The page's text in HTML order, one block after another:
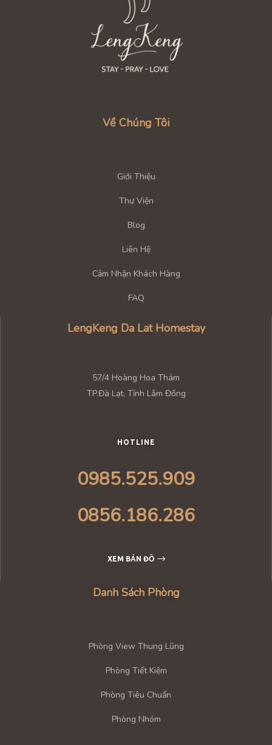
Về Chúng Tôi
Giới Thiệu
Thư Viện
Blog
Liên Hệ
Cảm Nhận Khách Hàng
FAQ
LengKeng Da Lat Homestay
57/4 Hoàng Hoa Thám
TP.Đà Lạt, Tỉnh Lâm Đồng
HOTLINE
0985.525.909
0856.186.286
XEM BẢN ĐỒ
Danh Sách Phòng
Phòng View Thung Lũng
Phòng Tiết Kiệm
Phòng Tiêu Chuẩn
Phòng Nhóm